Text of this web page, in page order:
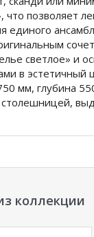
позволяет
единого
светлое» и
в
мм, глубина
коллекции